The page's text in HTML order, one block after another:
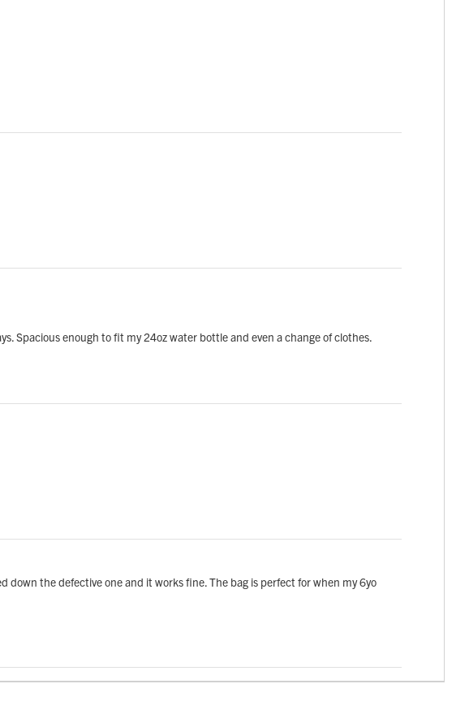
Spacious enough to fit my 24oz water bottle and even a change of clothes.
the defective one and it works fine. The bag is perfect for when my 6yo